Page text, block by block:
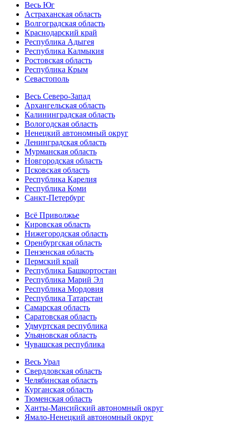
Весь Юг
Астраханская область
Волгоградская область
Краснодарский край
Республика Адыгея
Республика Калмыкия
Ростовская область
Республика Крым
Севастополь
Весь Северо-Запад
Архангельская область
Калининградская область
Вологодская область
Ненецкий автономный округ
Ленинградская область
Мурманская область
Новгородская область
Псковская область
Республика Карелия
Республика Коми
Санкт-Петербург
Всё Приволжье
Кировская область
Нижегородская область
Оренбургская область
Пензенская область
Пермский край
Республика Башкортостан
Республика Марий Эл
Республика Мордовия
Республика Татарстан
Самарская область
Саратовская область
Удмуртская республика
Ульяновская область
Чувашская республика
Весь Урал
Свердловская область
Челябинская область
Курганская область
Тюменская область
Ханты-Мансийский автономный округ
Ямало-Ненецкий автономный округ